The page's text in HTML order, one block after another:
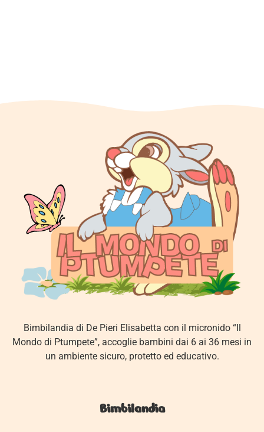
Bimbilandia di De Pieri Elisabetta con il micronido “Il
Mondo di Ptumpete”, accoglie bambini dai 6 ai 36 mesi in
un ambiente sicuro, protetto ed educativo.
Bimbilandia